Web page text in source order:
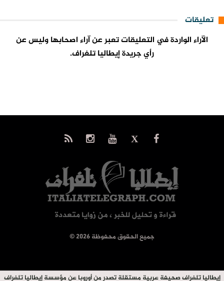
تعليقات
الآراء الواردة في التعليقات تعبر عن آراء اصحابها وليس عن
رأي جريدة إيطاليا تلغراف.
© جميع الحقوق محفوظة 2026
إيطاليا تلغراف صحيفة عربية مستقلة تصدر من أوروبا عن مؤسسة إيطاليا تلغراف